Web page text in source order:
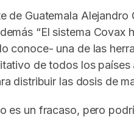
de Guatemala
“El sistema
conoce- una de las
de todos los
distribuir las dosis de
es un fracaso, pero